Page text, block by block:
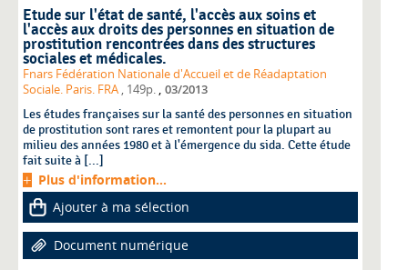
Etude sur l'état de santé, l'accès aux soins et
l'accès aux droits des personnes en situation de
prostitution rencontrées dans des structures
sociales et médicales.
Fnars Fédération Nationale d'Accueil et de Réadaptation
Sociale. Paris. FRA , 149p. 03/2013
Les études françaises sur la santé des personnes en situation
de prostitution sont rares et remontent pour la plupart au
milieu des années 1980 et à l'émergence du sida. Cette étude
fait suite à [...]
Plus d'information...
Ajouter à ma sélection
Document numérique